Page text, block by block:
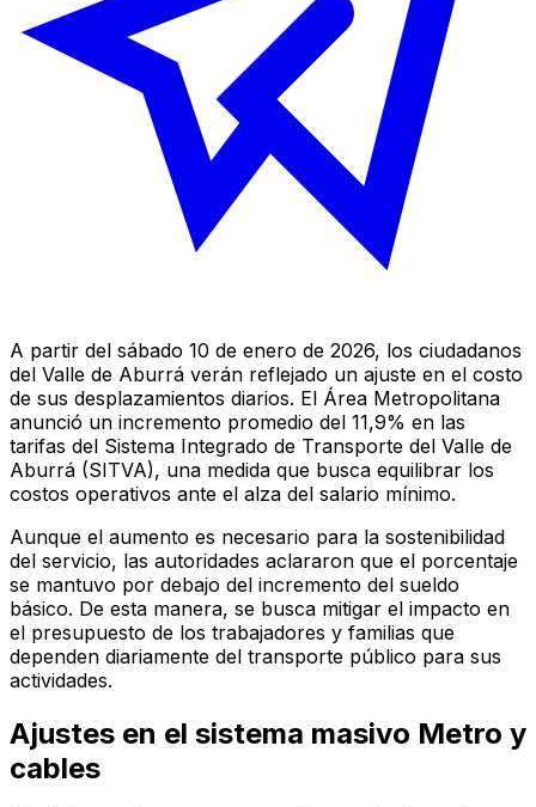
A partir del sábado 10 de enero de 2026, los ciudadanos
del Valle de Aburrá verán reflejado un ajuste en el costo
de sus desplazamientos diarios. El Área Metropolitana
anunció un incremento promedio del 11,9% en las
tarifas del Sistema Integrado de Transporte del Valle de
Aburrá (SITVA), una medida que busca equilibrar los
costos operativos ante el alza del salario mínimo.
Aunque el aumento es necesario para la sostenibilidad
del servicio, las autoridades aclararon que el porcentaje
se mantuvo por debajo del incremento del sueldo
básico. De esta manera, se busca mitigar el impacto en
el presupuesto de los trabajadores y familias que
dependen diariamente del transporte público para sus
actividades.
Ajustes en el sistema masivo Metro y
cables